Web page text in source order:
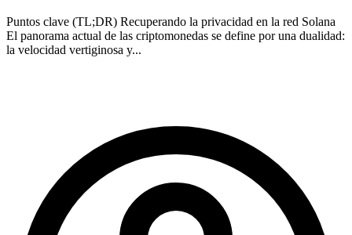
Puntos clave (TL;DR) Recuperando la privacidad en la red Solana
El panorama actual de las criptomonedas se define por una dualidad:
la velocidad vertiginosa y...